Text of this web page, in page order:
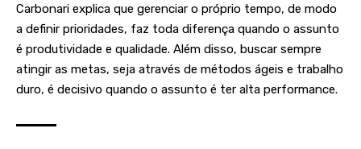
Carbonari explica que gerenciar o próprio tempo, de modo
a definir prioridades, faz toda diferença quando o assunto
é produtividade e qualidade. Além disso, buscar sempre
atingir as metas, seja através de métodos ágeis e trabalho
duro, é decisivo quando o assunto é ter alta performance.